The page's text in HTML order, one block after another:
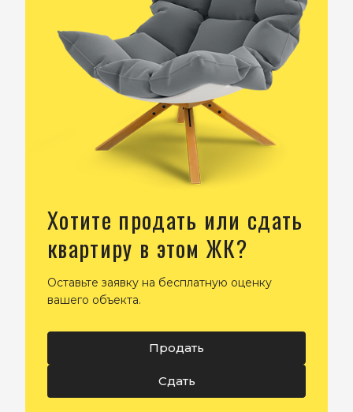
Хотите продать или сдать
квартиру в этом ЖК?
Оставьте заявку на бесплатную оценку
вашего объекта.
Продать
Сдать